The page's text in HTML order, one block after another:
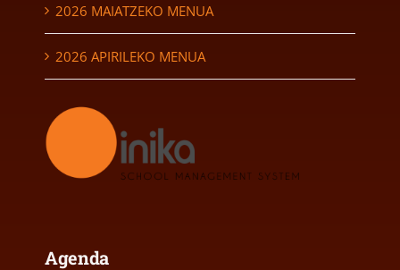
2026 MAIATZEKO MENUA
2026 APIRILEKO MENUA
Agenda